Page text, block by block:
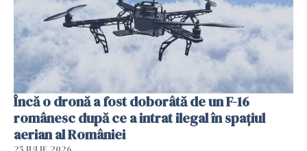
Încă o dronă a fost doborâtă de un F-16
românesc după ce a intrat ilegal în spațiul
aerian al României